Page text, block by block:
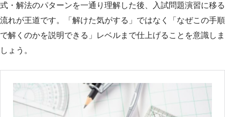
式・解法のパターンを一通り理解した後、入試問題演習に移る
流れが王道です。「解けた気がする」ではなく「なぜこの手順
で解くのかを説明できる」レベルまで仕上げることを意識しま
しょう。